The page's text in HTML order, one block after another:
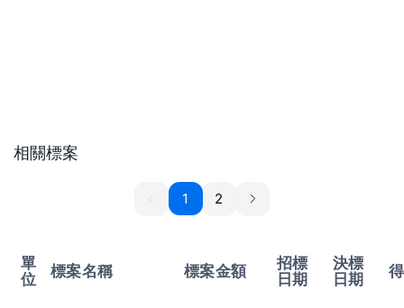
相關標案
11 2
單
位
標案名稱 標案金額
招標
日期
決標
日期